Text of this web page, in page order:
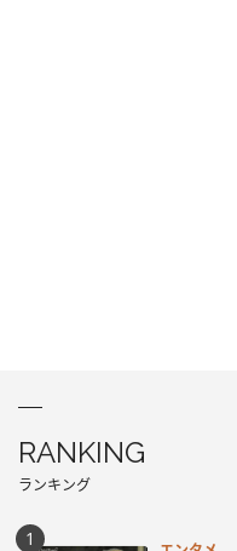
RANKING
ランキング